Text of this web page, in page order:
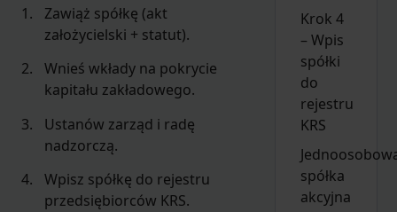
Zawiąż spółkę (akt
założycielski + statut).
Wnieś wkłady na pokrycie
kapitału zakładowego.
Ustanów zarząd i radę
nadzorczą.
Wpisz spółkę do rejestru
przedsiębiorców KRS.
Krok 4
– Wpis
spółki
do
rejestru
KRS
spółka
akcyjna